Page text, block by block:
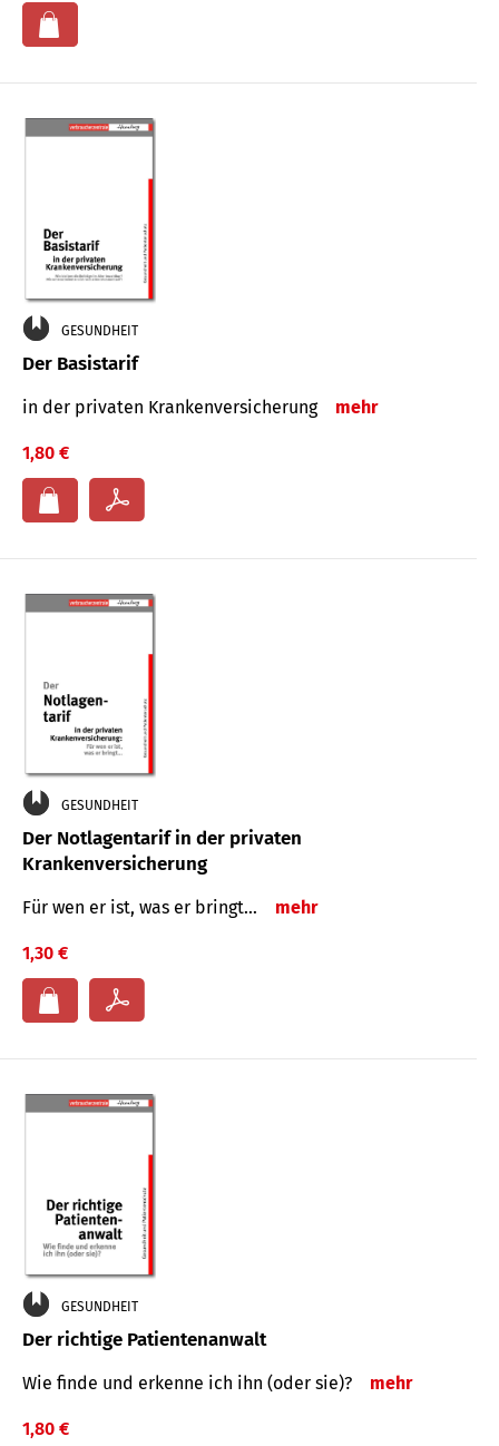
GESUNDHEIT
Der Basistarif
in der privaten Kran­ken­ver­siche­rung mehr
1,80 €
GESUNDHEIT
Der Notlagentarif in der privaten
Krankenversicherung
Für wen er ist, was er bringt… mehr
1,30 €
GESUNDHEIT
Der richtige Patientenanwalt
Wie finde und erkenne ich ihn (oder sie)? mehr
1,80 €